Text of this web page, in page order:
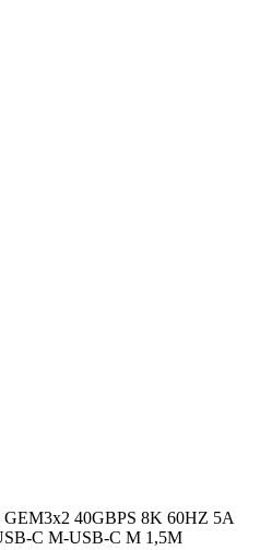
40GBPS 8K 60HZ 5A
C M-USB-C M 1,5M